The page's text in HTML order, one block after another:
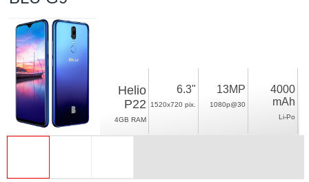
Helio
P22
4GB RAM
6.3"
1520x720 pix.
13MP
1080p@30
4000
mAh
Li-Po